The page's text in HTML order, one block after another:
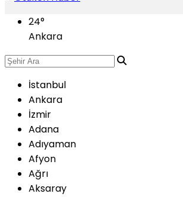
24°
Ankara
İstanbul
Ankara
İzmir
Adana
Adıyaman
Afyon
Ağrı
Aksaray